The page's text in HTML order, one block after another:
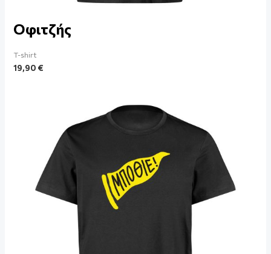
Οφιτζής
T-shirt
19,90€